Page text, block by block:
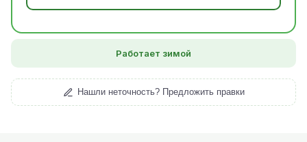
Работает зимой
Нашли неточность? Предложить правки